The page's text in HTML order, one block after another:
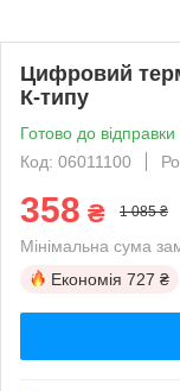
Цифровий
К-типу
Готово до відправки
Код: 06011100
358 ₴ 1 085 ₴
Мінімальна сума
Економія 727 ₴